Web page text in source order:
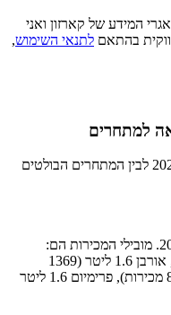
המידע של קארזון ואני
בהתאם לתנאי השימוש,
השוואת רמות הגימור של קיה ספורטאז' 2026 לבין המתחרים הבולטים
6604 רכבי קיה ספורטאז' נמכרו בשנת 2026. מובילי המכירות הם:
פרימיום היברידי 1.6 ליטר (2885 מכירות), אורבן 1.6 ליטר (1369
מכירות), לונג אורבן היברידי 1.6 ליטר (852 מכירות), פרימיום 1.6 ליטר